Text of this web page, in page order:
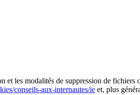
les modalités de suppression de
conseils-aux-internautes/ie et, plus